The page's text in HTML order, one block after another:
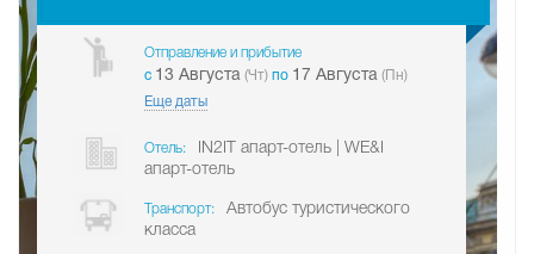
Отправление и прибытие
c 13 Августа (Чт) по 17 Августа (Пн)
Еще даты
Отель:
IN2IT апарт-отель | WE&I
апарт-отель
Транспорт:
Автобус туристического
класса